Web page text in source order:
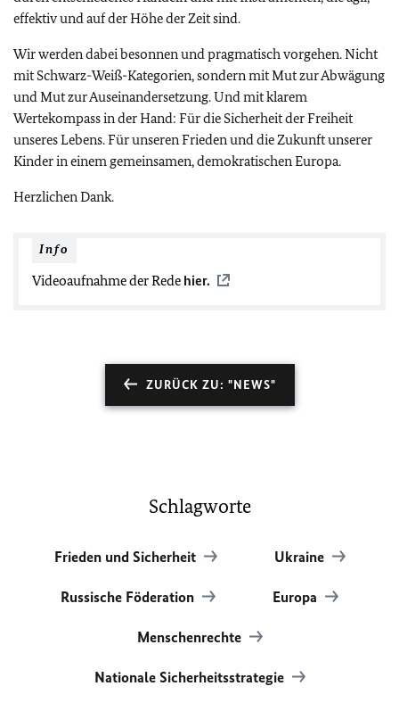
effektiv und auf der Höhe der Zeit sind.
Wir werden dabei besonnen und pragmatisch vorgehen. Nicht
mit Schwarz-Weiß-Kategorien, sondern mit Mut zur Abwägung
und Mut zur Auseinandersetzung. Und mit klarem
Wertekompass in der Hand: Für die Sicherheit der Freiheit
unseres Lebens. Für unseren Frieden und die Zukunft unserer
Kinder in einem gemeinsamen, demokratischen Europa.
Herzlichen Dank.
Info
Videoaufnahme der Rede hier.
ZURÜCK ZU: "NEWS"
Schlagworte
Frieden und Sicherheit Ukraine
Russische Föderation Europa
Menschenrechte
Nationale Sicherheitsstrategie